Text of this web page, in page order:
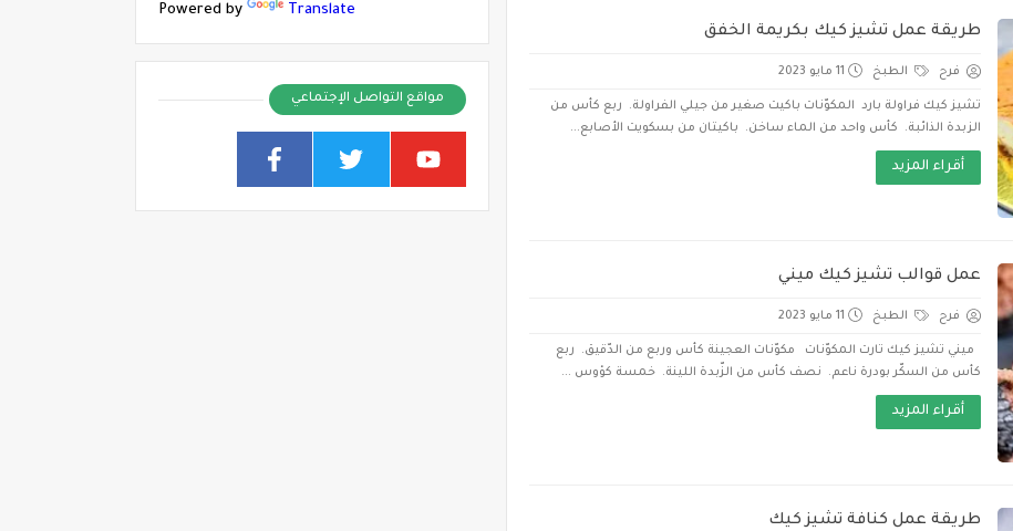
طريقة عمل تشيز كيك بكريمة الخفق
فرح الطبخ 11 مايو 2023
تشيز كيك فراولة بارد المكوّنات باكيت صغير من جيلي الفراولة. ربع كأس من
الزبدة الذائبة. كأس واحد من الماء ساخن. باكيتان من بسكويت الأصابع...
أقراء المزيد
عمل قوالب تشيز كيك ميني
فرح الطبخ 11 مايو 2023
ميني تشيز كيك تارت المكوّنات مكوّنات العجينة كأس وربع من الدّقيق. ربع
كأس من السكّر بودرة ناعم. نصف كأس من الزّبدة اللينة. خمسة كؤوس ...
أقراء المزيد
طريقة عمل كنافة تشيز كيك
Powered by Translate
مواقع التواصل الإجتماعي